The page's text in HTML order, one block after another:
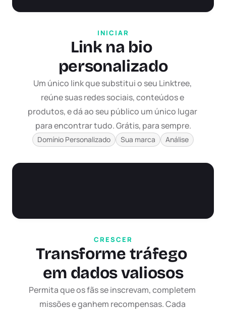
INICIAR
Link na bio
personalizado
Um único link que substitui o seu Linktree,
reúne suas redes sociais, conteúdos e
produtos, e dá ao seu público um único lugar
para encontrar tudo. Grátis, para sempre.
Domínio Personalizado Sua marca Análise
CRESCER
Transforme tráfego
em dados valiosos
Permita que os fãs se inscrevam, completem
missões e ganhem recompensas. Cada